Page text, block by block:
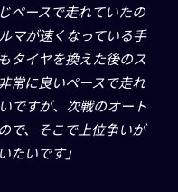
ペースで走れていたの
マが速くなっている手
タイヤを換えた後のス
常に良いペースで走れ
ですが、次戦のオート
で、そこで上位争いが
たいです」